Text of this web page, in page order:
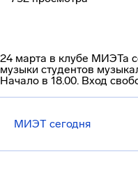
24 марта в клубе МИЭТа
музыки студентов
Начало в 18.00. Вход
МИЭТ сегодня